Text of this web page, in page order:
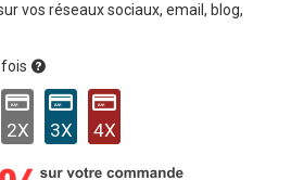
vos réseaux sociaux, email, blog,
2X 3X 4X